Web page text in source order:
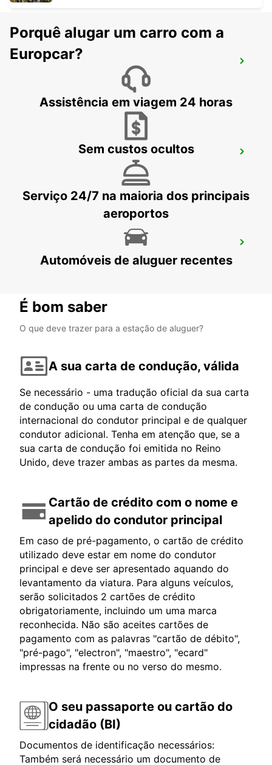
PORNIC
NOZAY - FRANCE
Porquê alugar um carro com a
Europcar?
Assistência em viagem 24 horas
Sem custos ocultos
Serviço 24/7 na maioria dos principais
aeroportos
Automóveis de aluguer recentes
É bom saber
O que deve trazer para a estação de aluguer?
A sua carta de condução, válida
Se necessário - uma tradução oficial da sua carta
de condução ou uma carta de condução
internacional do condutor principal e de qualquer
condutor adicional. Tenha em atenção que, se a
sua carta de condução foi emitida no Reino
Unido, deve trazer ambas as partes da mesma.
Cartão de crédito com o nome e
apelido do condutor principal
Em caso de pré-pagamento, o cartão de crédito
utilizado deve estar em nome do condutor
principal e deve ser apresentado aquando do
levantamento da viatura. Para alguns veículos,
serão solicitados 2 cartões de crédito
obrigatoriamente, incluindo um uma marca
reconhecida. Não são aceites cartões de
pagamento com as palavras "cartão de débito",
"pré-pago", "electron", "maestro", "ecard"
impressas na frente ou no verso do mesmo.
O seu passaporte ou cartão do
cidadão (BI)
Documentos de identificação necessários:
Também será necessário um documento de